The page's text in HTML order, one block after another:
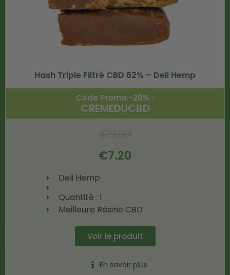
Hash Triple Filtré CBD 62% – Deli Hemp
Code Promo -20% :
CREMEDUCBD
€7.20
Deli Hemp
Quantité : 1
Meilleure Résine CBD
Voir le produit
En savoir plus